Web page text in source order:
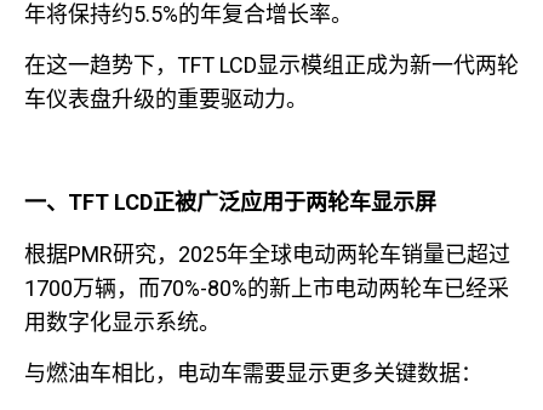
年将保持约5.5%的年复合增长率。
在这一趋势下，TFT LCD显示模组正成为新一代两轮
车仪表盘升级的重要驱动力。
一、TFT LCD正被广泛应用于两轮车显示屏
根据PMR研究，2025年全球电动两轮车销量已超过
1700万辆，而70%-80%的新上市电动两轮车已经采
用数字化显示系统。
与燃油车相比，电动车需要显示更多关键数据：